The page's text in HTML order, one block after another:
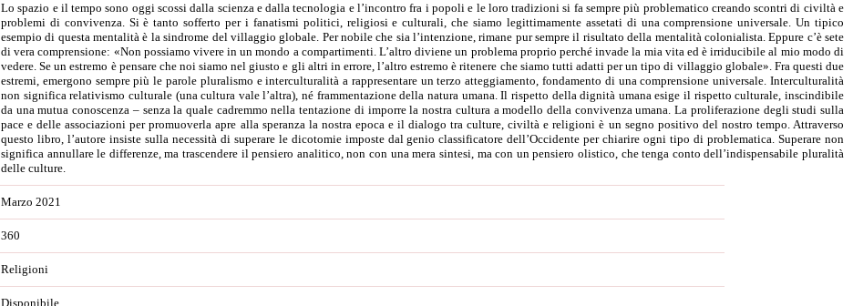
Lo spazio e il tempo sono oggi scossi dalla scienza e dalla tecnologia e l’incontro fra i popoli e le loro tradizioni si fa sempre più problematico creando scontri di civiltà e
problemi di convivenza. Si è tanto sofferto per i fanatismi politici, religiosi e culturali, che siamo legittimamente assetati di una comprensione universale. Un tipico
esempio di questa mentalità è la sindrome del villaggio globale. Per nobile che sia l’intenzione, rimane pur sempre il risultato della mentalità colonialista. Eppure c’è sete
di vera comprensione: «Non possiamo vivere in un mondo a compartimenti. L’altro diviene un problema proprio perché invade la mia vita ed è irriducibile al mio modo di
vedere. Se un estremo è pensare che noi siamo nel giusto e gli altri in errore, l’altro estremo è ritenere che siamo tutti adatti per un tipo di villaggio globale». Fra questi due
estremi, emergono sempre più le parole pluralismo e interculturalità a rappresentare un terzo atteggiamento, fondamento di una comprensione universale. Interculturalità
non significa relativismo culturale (una cultura vale l’altra), né frammentazione della natura umana. Il rispetto della dignità umana esige il rispetto culturale, inscindibile
da una mutua conoscenza – senza la quale cadremmo nella tentazione di imporre la nostra cultura a modello della convivenza umana. La proliferazione degli studi sulla
pace e delle associazioni per promuoverla apre alla speranza la nostra epoca e il dialogo tra culture, civiltà e religioni è un segno positivo del nostro tempo. Attraverso
questo libro, l’autore insiste sulla necessità di superare le dicotomie imposte dal genio classificatore dell’Occidente per chiarire ogni tipo di problematica. Superare non
significa annullare le differenze, ma trascendere il pensiero analitico, non con una mera sintesi, ma con un pensiero olistico, che tenga conto dell’indispensabile pluralità
delle culture.
Marzo 2021
360
Religioni
Disponibile